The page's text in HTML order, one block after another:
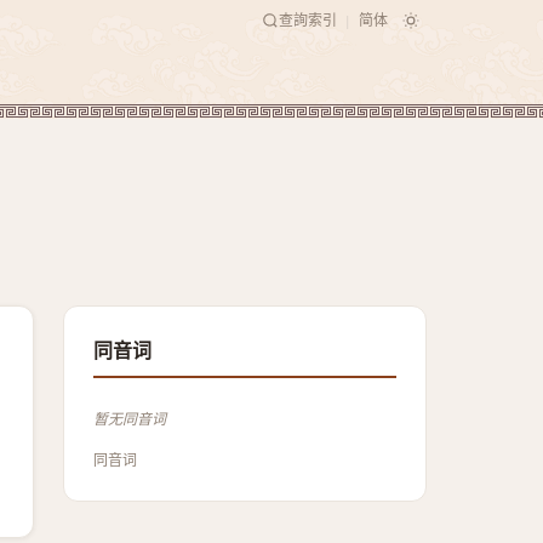
查詢索引 简体
同音词
暂无同音词
同音词